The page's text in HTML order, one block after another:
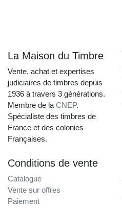
La Maison du Timbre
Vente, achat et expertises
judiciaires de timbres depuis
1936 à travers 3 générations.
Membre de la CNEP.
Spécialiste des timbres de
France et des colonies
Françaises.
Conditions de vente
Catalogue
Vente sur offres
Paiement